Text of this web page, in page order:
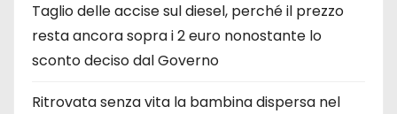
Taglio delle accise sul diesel, perché il prezzo
resta ancora sopra i 2 euro nonostante lo
sconto deciso dal Governo
Ritrovata senza vita la bambina dispersa nel